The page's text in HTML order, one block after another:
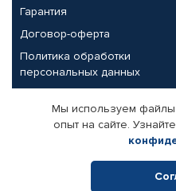
Гарантия
Договор-оферта
Политика обработки
персональных данных
Партнерам
Корпоративным клиентам
Поставщикам
Мы используем файлы
опыт на сайте.